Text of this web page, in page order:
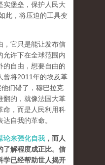
实堡垒，保护人民大
，将压迫的工具变
，它只是能让发布信
允许下在全球范围内
的自由，想要自由的
曾将2011年的埃及革
他们错了，穆巴拉克
翻的，就像法国大革
命，而是人民利用科
自我的革命。
论来强化自我 ，而人
了解程度成正比。信
学已经帮助世人揭开